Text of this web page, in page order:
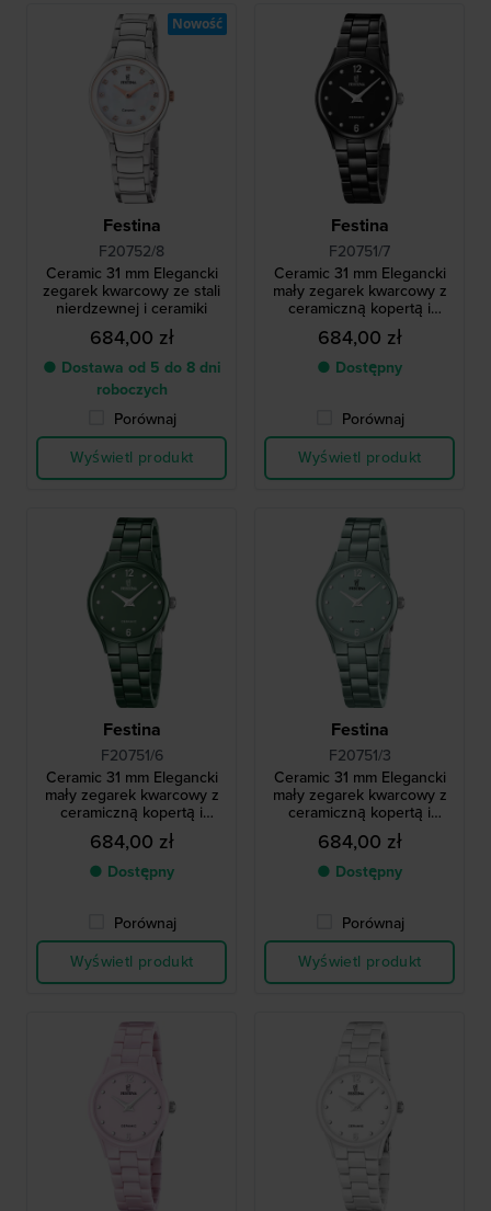
Festina
F20752/8
Ceramic 31 mm Elegancki
zegarek kwarcowy ze stali
nierdzewnej i ceramiki
684,00 zł
● Dostawa od 5 do 8 dni
roboczych
Porównaj
Wyświetl produkt
Nowość
Festina
F20751/7
Ceramic 31 mm Elegancki
mały zegarek kwarcowy z
ceramiczną kopertą i
bransoletą
684,00 zł
● Dostępny
Porównaj
Wyświetl produkt
Festina
F20751/6
Ceramic 31 mm Elegancki
mały zegarek kwarcowy z
ceramiczną kopertą i
bransoletą
684,00 zł
● Dostępny
Porównaj
Wyświetl produkt
Festina
F20751/3
Ceramic 31 mm Elegancki
mały zegarek kwarcowy z
ceramiczną kopertą i
bransoletą
684,00 zł
● Dostępny
Porównaj
Wyświetl produkt